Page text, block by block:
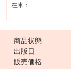
在庫：
商品状態
出版日
販売価格